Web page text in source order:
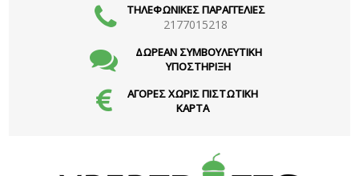
ΤΗΛΕΦΩΝΙΚΕΣ ΠΑΡΑΓΓΕΛΙΕΣ
2177015218
ΔΩΡΕΑΝ ΣΥΜΒΟΥΛΕΥΤΙΚΗ
ΥΠΟΣΤΗΡΙΞΗ
ΑΓΟΡΕΣ ΧΩΡΙΣ ΠΙΣΤΩΤΙΚΗ
ΚΑΡΤΑ